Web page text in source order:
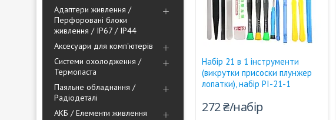
Адаптери живлення /
Перфоровані блоки
живлення / IP67 / IP44
Аксесуари для комп'ютерів
Системи охолодження /
Термопаста
Паяльне обладнання /
Радіодеталі
АКБ / Елементи живлення
Набір 21 в 1 інструменти
(викрутки присоски плунжер
лопатки), набір PI-21-1
272 ₴/набір